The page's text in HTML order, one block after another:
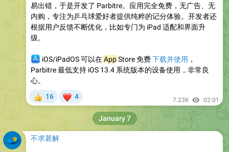
易出错，于是开发了 Parbitre。应用完全免费，无广告、无
内购，专注为乒乓球爱好者提供纯粹的记分体验。开发者还
根据用户反馈不断优化，比如专门为 iPad 适配和界面升
级。
iOS/iPadOS 可以在AppStore 免费下载并使用 ，
Parbitre 最低支持 iOS 13.4 系统版本的设备使用，非常良
心。
16 4 7.23K 02:01
不求甚解
January 7